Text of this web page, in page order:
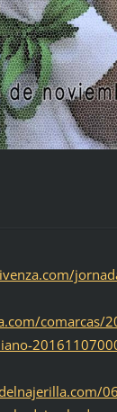
comarcas/